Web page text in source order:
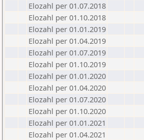
Elozahl per 01.07.2018
Elozahl per 01.10.2018
Elozahl per 01.01.2019
Elozahl per 01.04.2019
Elozahl per 01.07.2019
Elozahl per 01.10.2019
Elozahl per 01.01.2020
Elozahl per 01.04.2020
Elozahl per 01.07.2020
Elozahl per 01.10.2020
Elozahl per 01.01.2021
Elozahl per 01.04.2021